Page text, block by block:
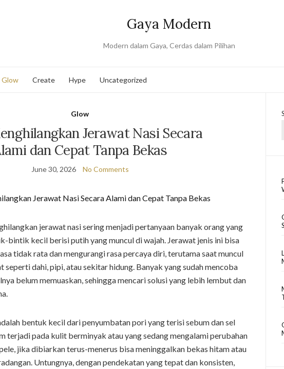
Gaya Modern
Modern dalam Gaya, Cerdas dalam Pilihan
Glow Create Hype Uncategorized
Glow
Jerawat Nasi Secara
dan Cepat Tanpa Bekas
June 30, 2026 No Comments
jerawat nasi sering menjadi pertanyaan banyak orang yang
bintik kecil berisi putih yang muncul di wajah. Jerawat jenis ini bisa
tidak rata dan mengurangi rasa percaya diri, terutama saat muncul
seperti dahi, pipi, atau sekitar hidung. Banyak yang sudah mencoba
belum memuaskan, sehingga mencari solusi yang lebih lembut dan
bentuk kecil dari penyumbatan pori yang terisi sebum dan sel
terjadi pada kulit berminyak atau yang sedang mengalami perubahan
jika dibiarkan terus-menerus bisa meninggalkan bekas hitam atau
Untungnya, dengan pendekatan yang tepat dan konsisten,